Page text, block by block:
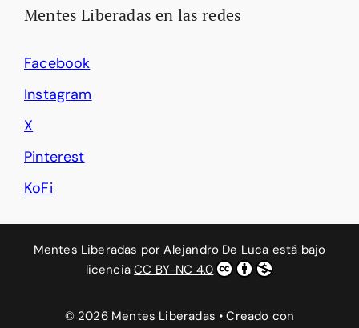
Mentes Liberadas en las redes
Facebook
Instagram
X
Pinterest
KoFi
Mentes Liberadas porAlejandro De Luca está bajo
licenciaCC BY-NC 4.0
© 2026 Mentes Liberadas • Creado con